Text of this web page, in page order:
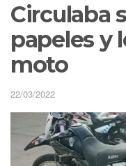
Circulaba
papeles y
moto
22/03/2022